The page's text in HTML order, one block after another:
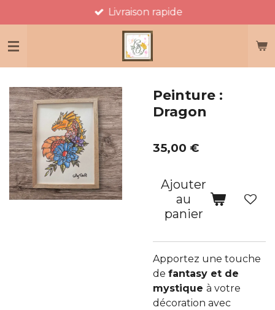
au
contenu
Livraison rapide
Peinture :
Dragon
35,00 €
Ajouter
au
panier
Apportez une touche
de fantasy et de
mystique à votre
décoration avec